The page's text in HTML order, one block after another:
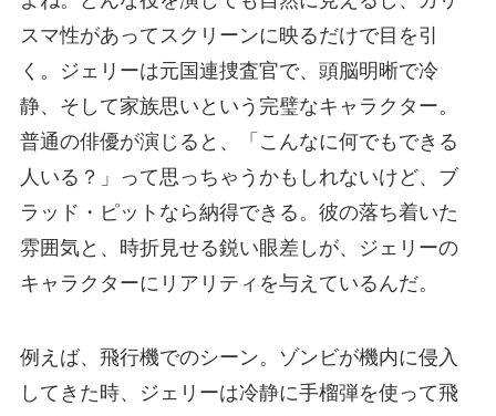
スマ性があってスクリーンに映るだけで目を引
く。ジェリーは元国連捜査官で、頭脳明晰で冷
静、そして家族思いという完璧なキャラクター。
普通の俳優が演じると、「こんなに何でもできる
人いる？」って思っちゃうかもしれないけど、ブ
ラッド・ピットなら納得できる。彼の落ち着いた
雰囲気と、時折見せる鋭い眼差しが、ジェリーの
キャラクターにリアリティを与えているんだ。
例えば、飛行機でのシーン。ゾンビが機内に侵入
してきた時、ジェリーは冷静に手榴弾を使って飛